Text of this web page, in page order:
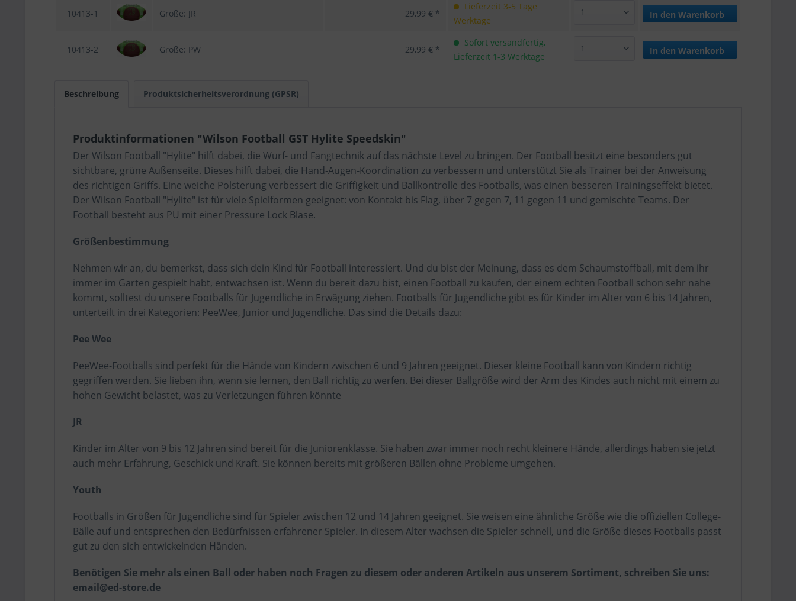
10413-1 Größe: JR 29,99 € *
Lieferzeit 3-5 Tage
Werktage
In den Warenkorb
10413-2 Größe: PW 29,99 € *
Sofort versandfertig,
Lieferzeit 1-3 Werktage
In den Warenkorb
Beschreibung Produktsicherheitsverordnung (GPSR)
Produktinformationen "Wilson Football GST Hylite Speedskin"
Der Wilson Football "Hylite" hilft dabei, die Wurf- und Fangtechnik auf das nächste Level zu bringen. Der Football besitzt eine besonders gut
sichtbare, grüne Außenseite. Dieses hilft dabei, die Hand-Augen-Koordination zu verbessern und unterstützt Sie als Trainer bei der Anweisung
des richtigen Griffs. Eine weiche Polsterung verbessert die Griffigkeit und Ballkontrolle des Footballs, was einen besseren Trainingseffekt bietet.
Der Wilson Football "Hylite" ist für viele Spielformen geeignet: von Kontakt bis Flag, über 7 gegen 7, 11 gegen 11 und gemischte Teams. Der
Football besteht aus PU mit einer Pressure Lock Blase.
Größenbestimmung
Nehmen wir an, du bemerkst, dass sich dein Kind für Football interessiert. Und du bist der Meinung, dass es dem Schaumstoffball, mit dem ihr
immer im Garten gespielt habt, entwachsen ist. Wenn du bereit dazu bist, einen Football zu kaufen, der einem echten Football schon sehr nahe
kommt, solltest du unsere Footballs für Jugendliche in Erwägung ziehen. Footballs für Jugendliche gibt es für Kinder im Alter von 6 bis 14 Jahren,
unterteilt in drei Kategorien: PeeWee, Junior und Jugendliche. Das sind die Details dazu:
Pee Wee
PeeWee-Footballs sind perfekt für die Hände von Kindern zwischen 6 und 9 Jahren geeignet. Dieser kleine Football kann von Kindern richtig
gegriffen werden. Sie lieben ihn, wenn sie lernen, den Ball richtig zu werfen. Bei dieser Ballgröße wird der Arm des Kindes auch nicht mit einem zu
hohen Gewicht belastet, was zu Verletzungen führen könnte
JR
Kinder im Alter von 9 bis 12 Jahren sind bereit für die Juniorenklasse. Sie haben zwar immer noch recht kleinere Hände, allerdings haben sie jetzt
auch mehr Erfahrung, Geschick und Kraft. Sie können bereits mit größeren Bällen ohne Probleme umgehen.
Youth
Footballs in Größen für Jugendliche sind für Spieler zwischen 12 und 14 Jahren geeignet. Sie weisen eine ähnliche Größe wie die offiziellen College-
Bälle auf und entsprechen den Bedürfnissen erfahrener Spieler. In diesem Alter wachsen die Spieler schnell, und die Größe dieses Footballs passt
gut zu den sich entwickelnden Händen.
Benötigen Sie mehr als einen Ball oder haben noch Fragen zu diesem oder anderen Artikeln aus unserem Sortiment, schreiben Sie uns:
email@ed-store.de